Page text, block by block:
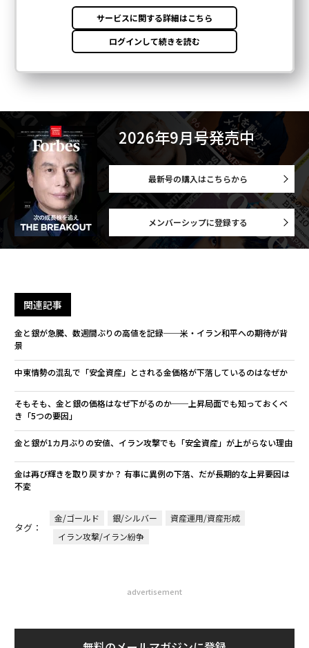
2026年9月号発売中
最新号の購入はこちらから
メンバーシップに登録する
関連記事
金と銀が急騰、数週間ぶりの高値を記録──米・イラン和平への期待が背
景
中東情勢の混乱で「安全資産」とされる金価格が下落しているのはなぜか
そもそも、金と銀の価格はなぜ下がるのか──上昇局面でも知っておくべ
き「5つの要因」
金と銀が1カ月ぶりの安値、イラン攻撃でも「安全資産」が上がらない理由
金は再び輝きを取り戻すか？ 有事に異例の下落、だが長期的な上昇要因は
不変
タグ：
金/ゴールド 銀/シルバー
資産運用/資産形成
イラン攻撃/イラン紛争
advertisement